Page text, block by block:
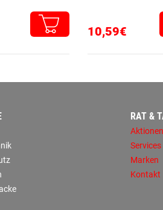
10,59€
RAT &
Aktionen
Services
Marken
Kontakt